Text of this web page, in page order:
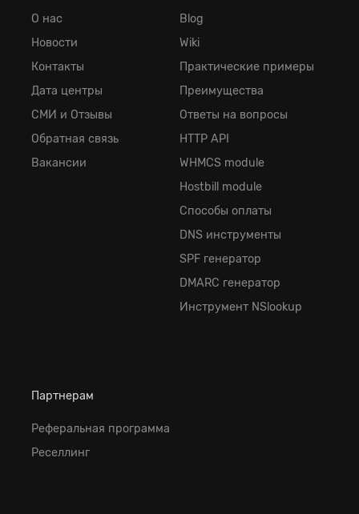
О нас
Новости
Контакты
Дата центры
СМИ и Отзывы
Обратная cвязь
Вакансии
Blog
Wiki
Практические примеры
Преимущества
Ответы на вопросы
HTTP API
WHMCS module
Hostbill module
Способы оплаты
DNS инструменты
SPF генератор
DMARC генератор
Инструмент NSlookup
Партнерам
Реферальная программа
Реселлинг